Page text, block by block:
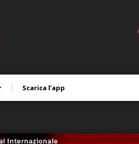
Scarica l’app